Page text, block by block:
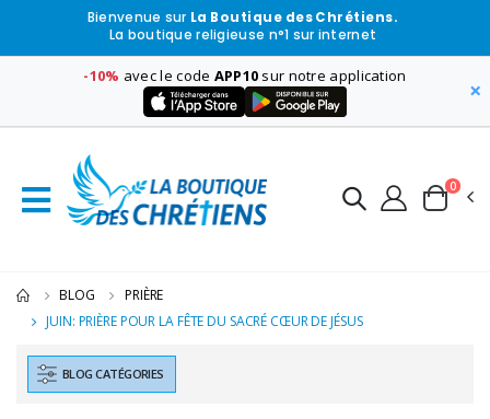
Bienvenue sur La Boutique des Chrétiens.
La boutique religieuse n°1 sur internet
-10% avec le code APP10 sur notre application
×
0
BLOG
PRIÈRE
JUIN: PRIÈRE POUR LA FÊTE DU SACRÉ CŒUR DE JÉSUS
BLOG CATÉGORIES